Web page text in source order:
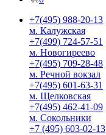
+7(495) 988-20-13
м. Калужская
+7(499) 724-57-51
м. Новогиреево
+7(495) 709-28-48
м. Речной вокзал
+7(495) 601-63-31
м. Щелковская
+7(495) 462-41-09
м. Сокольники
+7 (495) 603-02-13